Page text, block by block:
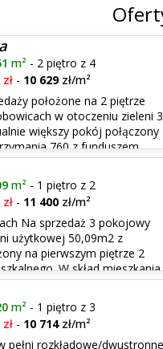
m² - 2 piętro z 4
zł - 10 629 zł/m²
położone na 2 piętrze
w otoczeniu zieleni 3
większy pokój połączony
760 z funduszem
Dostępne od zaraz- klucze
m² - 1 piętro z 2
zł - 11 400 zł/m²
Na sprzedaż 3 pokojowy
użytkowej 50,09m2 z
na pierwszym piętrze 2
W skład mieszkania
pokój 8,61m2 - łazienka
m² - 1 piętro z 3
zł - 10 714 zł/m²
pełni rozkładowe/dwustronne